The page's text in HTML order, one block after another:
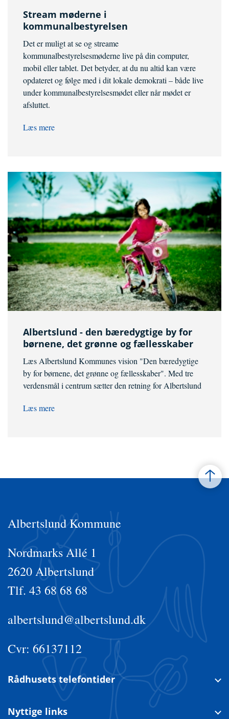
Stream møderne i
kommunalbestyrelsen
Det er muligt at se og streame
kommunalbestyrelsesmøderne live på din computer,
mobil eller tablet. Det betyder, at du nu altid kan være
opdateret og følge med i dit lokale demokrati – både live
under kommunalbestyrelsesmødet eller når mødet er
afsluttet.
Læs mere
Albertslund - den bæredygtige by for
børnene, det grønne og fællesskaber
Læs Albertslund Kommunes vision "Den bæredygtige
by for børnene, det grønne og fællesskaber". Med tre
verdensmål i centrum sætter den retning for Albertslund
Læs mere
Albertslund Kommune
Nordmarks Allé 1
2620 Albertslund
Tlf. 43 68 68 68
albertslund@albertslund.dk
Cvr: 66137112
Rådhusets telefontider
Nyttige links